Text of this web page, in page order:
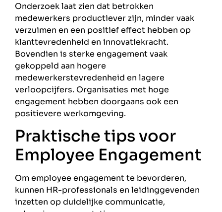
Onderzoek laat zien dat betrokken
medewerkers productiever zijn, minder vaak
verzuimen en een positief effect hebben op
klanttevredenheid en innovatiekracht.
Bovendien is sterke engagement vaak
gekoppeld aan hogere
medewerkerstevredenheid en lagere
verloopcijfers. Organisaties met hoge
engagement hebben doorgaans ook een
positievere werkomgeving.
Praktische tips voor
Employee Engagement
Om employee engagement te bevorderen,
kunnen HR-professionals en leidinggevenden
inzetten op duidelijke communicatie,